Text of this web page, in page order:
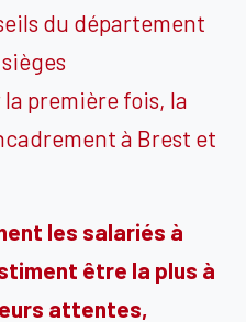
du département
première fois, la
à Brest et
les salariés à
être la plus à
attentes,